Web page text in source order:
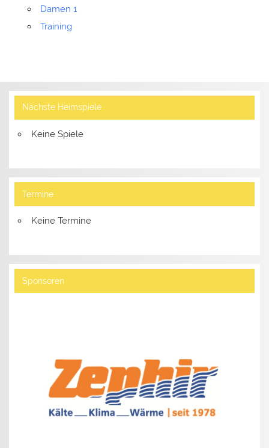
Damen 1
Training
Nächste Heimspiele
Keine Spiele
Termine
Keine Termine
Sponsoren